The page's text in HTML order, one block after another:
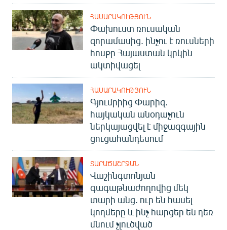
ՀԱՍԱՐԱԿՈՒԹՅՈՒՆ
Փախուստ ռուսական
զորամասից. ինչու է ռուսների
հոսքը Հայաստան կրկին
ակտիվացել
ՀԱՍԱՐԱԿՈՒԹՅՈՒՆ
Գյումրիից Փարիզ․
հայկական անօդաչուն
ներկայացվել է միջազգային
ցուցահանդեսում
ՏԱՐԱԾԱՇՐՋԱՆ
Վաշինգտոնյան
գագաթնաժողովից մեկ
տարի անց. ուր են հասել
կողմերը և ինչ հարցեր են դեռ
մնում չլուծված